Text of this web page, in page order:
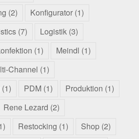
(2) Konfigurator (1)
(7) Logistik (3)
(1) Meindl (1)
Channel (1)
(1) PDM (1) Produktion (1)
Rene Lezard (2)
Restocking (1) Shop (2)